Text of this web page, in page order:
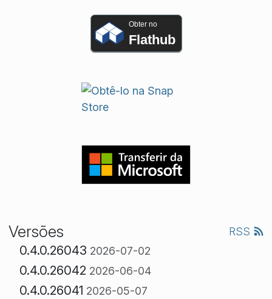
Obter no
Flathub
Versões RSS
0.4.0.26043 2026-07-02
0.4.0.26042 2026-06-04
0.4.0.26041 2026-05-07